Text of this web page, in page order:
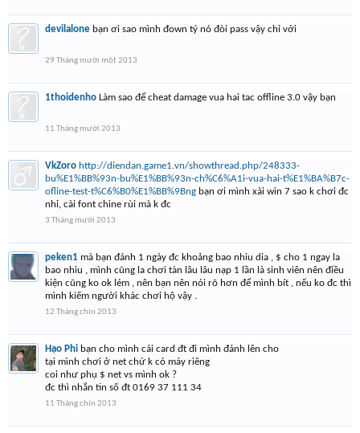
devilalone bạn ơi sao mình đown tý nó đòi pass vậy chỉ với
29 Tháng mười một 2013
1thoidenho Làm sao để cheat damage vua hai tac offline 3.0 vậy bạn
11 Tháng mười 2013
VkZoro http://diendan.game1.vn/showthread.php/248333-
bu%E1%BB%93n-bu%E1%BB%93n-ch%C6%A1i-vua-hai-t%E1%BA%B7c-
ofline-test-t%C6%B0%E1%BB%9Bng bạn ơi mình xài win 7 sao k chơi đc
nhỉ, cài font chine rùi mà k đc
3 Tháng mười 2013
peken1 mà bạn đánh 1 ngày đc khoảng bao nhiu dia , $ cho 1 ngay la
bao nhiu , mình cũng la chơi tàn lâu lâu nạp 1 lần là sinh viên nên điều
kiện cũng ko ok lém , nên bạn nên nói rõ hơn để mình bít , nếu ko đc thì
mình kiếm người khác chơi hộ vậy .
12 Tháng chín 2013
Hạo Phi bạn cho mình cái card đt đi mình đánh lên cho
tại mình chơi ở net chứ k có máy riêng
coi như phụ $ net vs mình ok ?
đc thì nhắn tin số đt 0169 37 111 34
11 Tháng chín 2013